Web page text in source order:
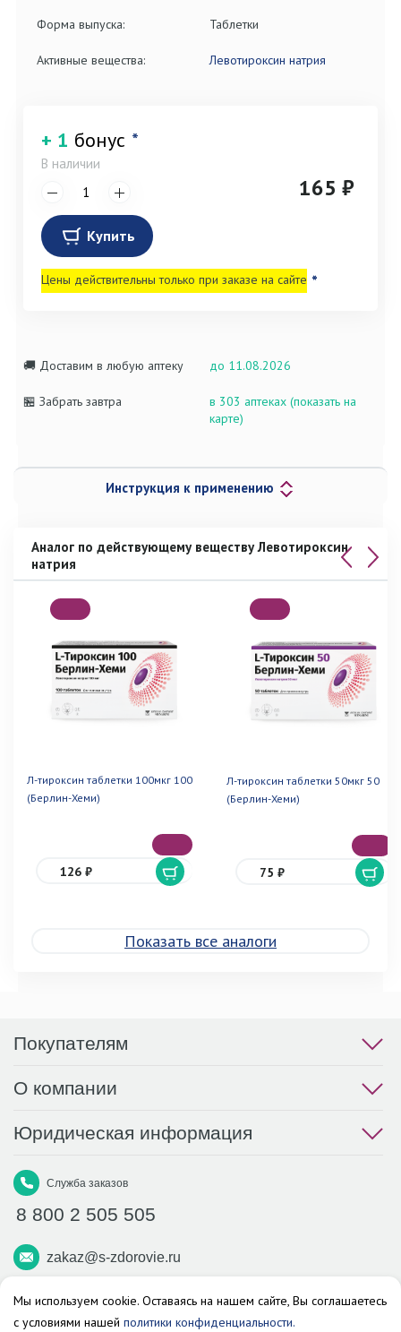
Форма выпуска: Таблетки
Активные вещества: Левотироксин натрия
+ 1 бонус *
В наличии
165 ₽
Купить
Цены действительны только при заказе на сайте *
🚚 Доставим в любую аптеку до 11.08.2026
🏪 Забрать завтра
в 303 аптеках (показать на
карте)
Инструкция к применению
Аналог по действующему веществу Левотироксин
натрия
Л-тироксин таблетки 100мкг 100
(Берлин-Хеми)
126 ₽
Л-тироксин таблетки 50мкг 50
(Берлин-Хеми)
75 ₽
Показать все аналоги
Покупателям
О компании
Юридическая информация
Служба заказов
8 800 2 505 505
zakaz@s-zdorovie.ru
Макс Вконтакте Телеграм
Мы используем cookie. Оставаясь на нашем сайте, Вы соглашаетесь
с условиями нашей политики конфиденциальности.